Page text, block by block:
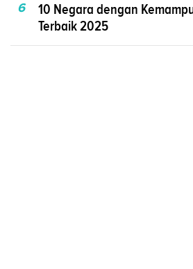
6
10 Negara dengan
Terbaik 2025